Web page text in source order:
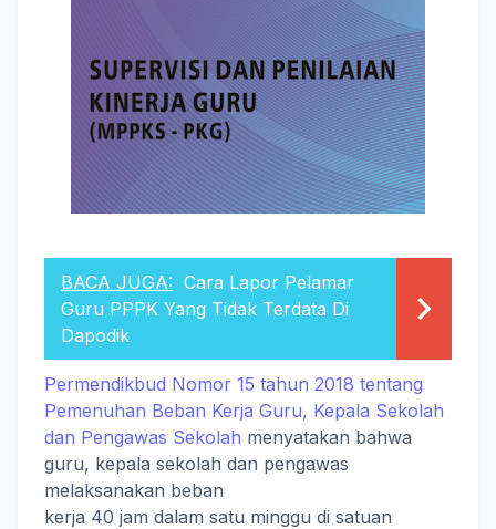
BACA JUGA: Cara Lapor Pelamar
Guru PPPK Yang Tidak Terdata Di
Dapodik
Permendikbud Nomor 15 tahun 2018 tentang
Pemenuhan Beban Kerja Guru, Kepala Sekolah
dan Pengawas Sekolah menyatakan bahwa
guru, kepala sekolah dan pengawas
melaksanakan beban
kerja 40 jam dalam satu minggu di satuan